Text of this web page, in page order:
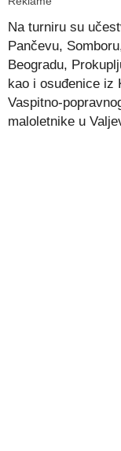
Na turniru su
Pančevu,
Beogradu,
kao i osuđenice iz
Vaspitno-
maloletnike u